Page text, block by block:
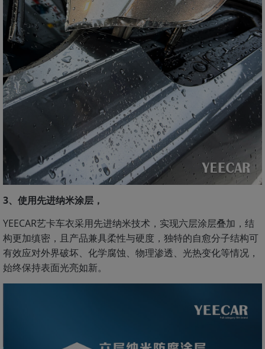
3、使用先进纳米涂层，
YEECAR艺卡车衣采用先进纳米技术，实现六层涂层叠加，结
构更加缜密，且产品兼具柔性与硬度，独特的自愈分子结构可
有效应对外界破坏、化学腐蚀、物理渗透、光热变化等情况，
始终保持表面光亮如新。